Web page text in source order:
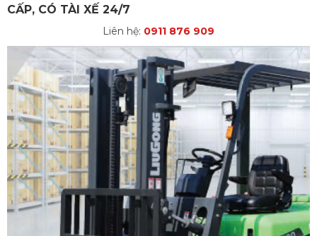
CẤP, CÓ TÀI XẾ 24/7
Liên hệ: 0911 876 909